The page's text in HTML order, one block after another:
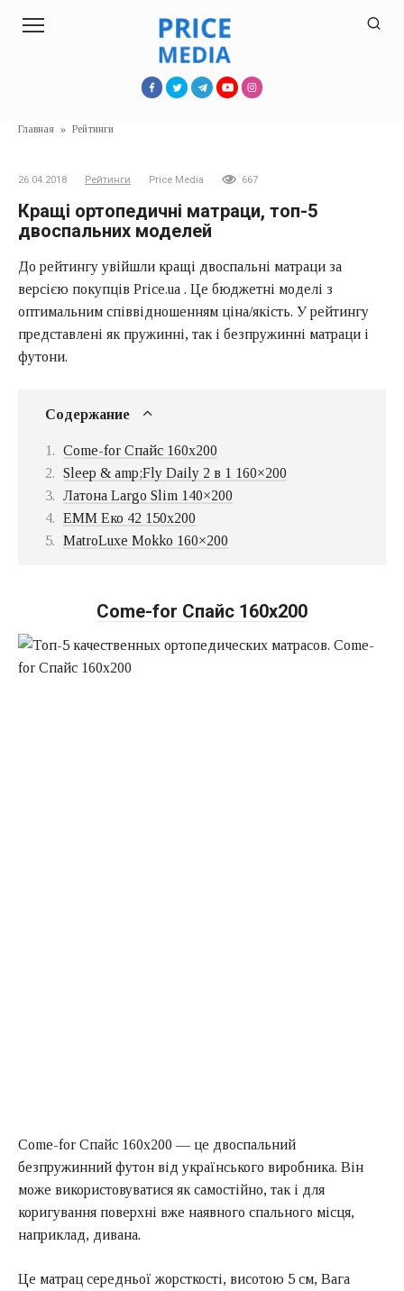
Главная » Рейтинги
26.04.2018 Рейтинги Price Media 667
Кращі ортопедичні матраци, топ-5
двоспальних моделей
До рейтингу увійшли кращі двоспальні матраци за
версією покупців Price.ua . Це бюджетні моделі з
оптимальним співвідношенням ціна/якість. У рейтингу
представлені як пружинні, так і безпружинні матраци і
футони.
Содержание
Come-for Спайс 160х200
Sleep & amp;Fly Daily 2 в 1 160×200
Латона Largo Slim 140×200
ЕММ Еко 42 150х200
MatroLuxe Mokko 160×200
Come-for Спайс 160х200
Come-for Спайс 160х200 — це двоспальний
безпружинний футон від українського виробника. Він
може використовуватися як самостійно, так і для
коригування поверхні вже наявного спального місця,
наприклад, дивана.
Це матрац середньої жорсткості, висотою 5 см, Вага